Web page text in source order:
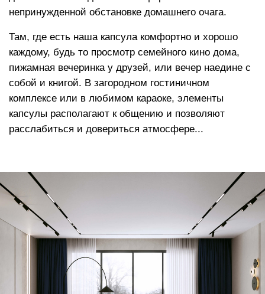
повышает градус комфорта, позволяет
расслабить мышцы, адаптируется к
нагрузке, мягко распределяет вес по всей
площади изделия в процессе отдыха
Функция «память тела»
держать форму плавно погружая в изделие,
сохраняет презентабельный внешний вид на
протяжении всего срока службы
Съемные чехлы могут служить как незаменимым
функциональным элементом для гостиничных
комплексов и мест отдыха и общения с постоянным
пребыванием посетителей (рекомендовано для
Сменный чехол
Также возможность заменить чехол служит
еще больше тепла и мягкости